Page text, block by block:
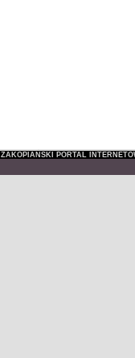
ZAKOPIAŃSKI PORTAL